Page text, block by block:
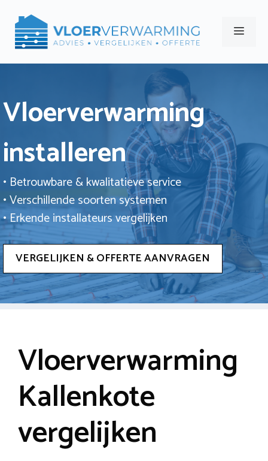
naar
Menu
Vloerverwarming
installeren
• Betrouwbare & kwalitatieve service
• Verschillende soorten systemen
• Erkende installateurs vergelijken
VERGELIJKEN & OFFERTE AANVRAGEN
Vloerverwarming
Kallenkote
vergelijken